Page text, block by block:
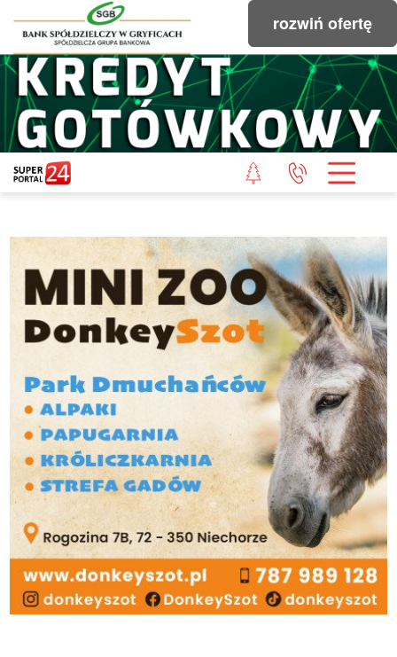
rozwiń ofertę
STRONA GŁÓWNA
POWIAT GRYFICKI
WIADOMOŚCI Z LASU
STUDIO SUPERPORTALU
KONTAKT
REDAKCJA